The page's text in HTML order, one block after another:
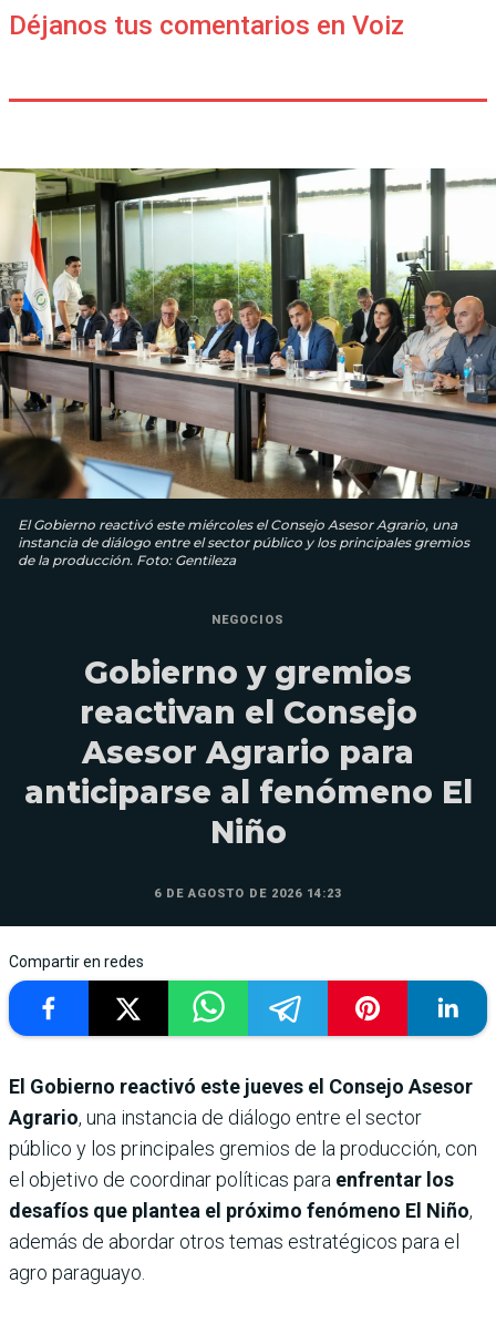
Déjanos tus comentarios en Voiz
El Gobierno reactivó este miércoles el Consejo Asesor Agrario, una
instancia de diálogo entre el sector público y los principales gremios
de la producción. Foto: Gentileza
NEGOCIOS
Gobierno y gremios
reactivan el Consejo
Asesor Agrario para
anticiparse al fenómeno El
Niño
6 DE AGOSTO DE 2026 14:23
Compartir en redes
El Gobierno reactivó este jueves el Consejo Asesor
Agrario, una instancia de diálogo entre el sector
público y los principales gremios de la producción, con
el objetivo de coordinar políticas para enfrentar los
desafíos que plantea el próximo fenómeno El Niño,
además de abordar otros temas estratégicos para el
agro paraguayo.